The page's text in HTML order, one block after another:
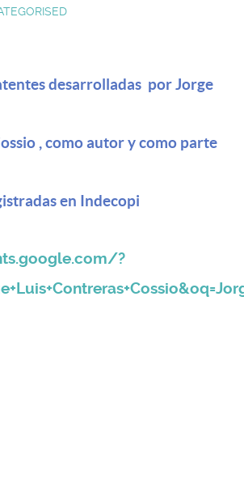
desarrolladas por Jorge
, como autor y como parte
en Indecopi
?